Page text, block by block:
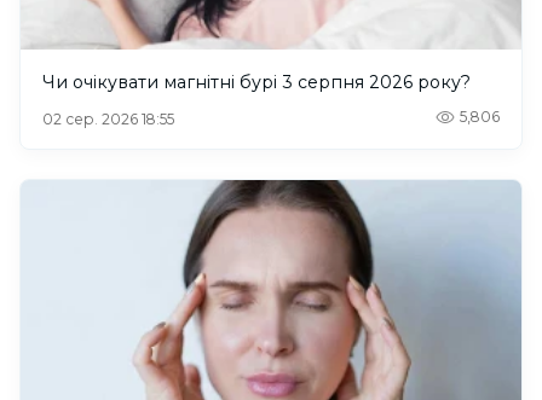
Чи очікувати магнітні бурі 3 серпня 2026 року?
02 сер. 2026 18:55 5,806